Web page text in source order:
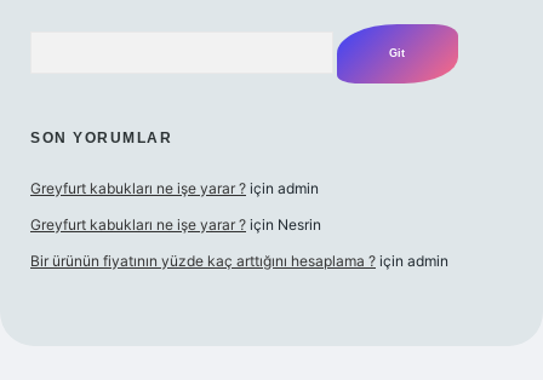
SON YORUMLAR
Greyfurt kabukları ne işe yarar ? için admin
Greyfurt kabukları ne işe yarar ? için Nesrin
Bir ürünün fiyatının yüzde kaç arttığını hesaplama ? için admin